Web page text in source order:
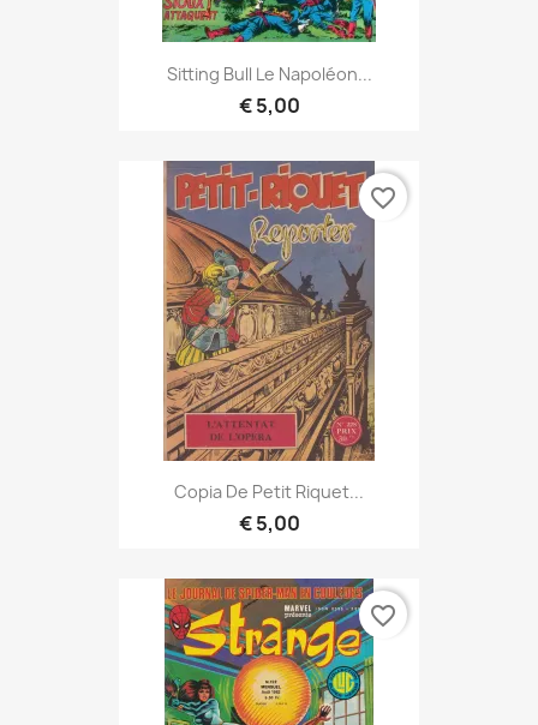
Sitting Bull Le Napoléon...
€ 5,00
Copia De Petit Riquet...
€ 5,00
favorite_border
favorite_border